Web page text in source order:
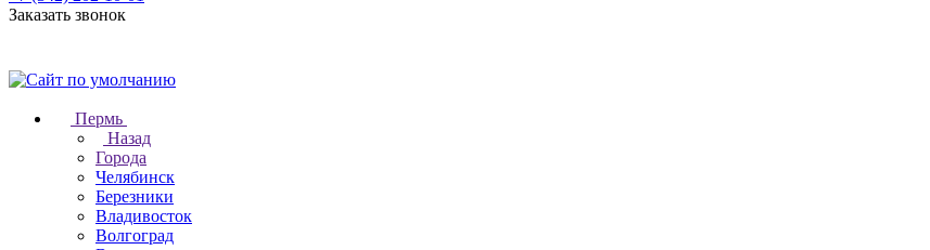
Заказать звонок
Пермь
Назад
Города
Челябинск
Березники
Владивосток
Волгоград